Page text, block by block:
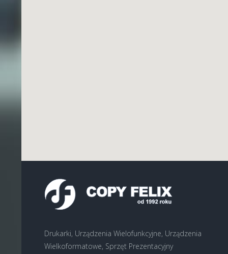
Drukarki, Urządzenia Wielofunkcyjne, Urządzenia
Wielkoformatowe, Sprzęt Prezentacyjny